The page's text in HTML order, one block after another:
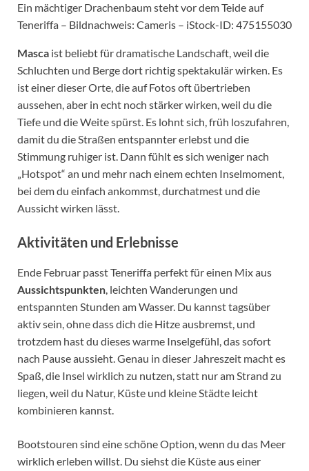
Ein mächtiger Drachenbaum steht vor dem Teide auf
Teneriffa – Bildnachweis: Cameris – iStock-ID: 475155030
Masca ist beliebt für dramatische Landschaft, weil die
Schluchten und Berge dort richtig spektakulär wirken. Es
ist einer dieser Orte, die auf Fotos oft übertrieben
aussehen, aber in echt noch stärker wirken, weil du die
Tiefe und die Weite spürst. Es lohnt sich, früh loszufahren,
damit du die Straßen entspannter erlebst und die
Stimmung ruhiger ist. Dann fühlt es sich weniger nach
„Hotspot“ an und mehr nach einem echten Inselmoment,
bei dem du einfach ankommst, durchatmest und die
Aussicht wirken lässt.
Aktivitäten und Erlebnisse
Ende Februar passt Teneriffa perfekt für einen Mix aus
Aussichtspunkten, leichten Wanderungen und
entspannten Stunden am Wasser. Du kannst tagsüber
aktiv sein, ohne dass dich die Hitze ausbremst, und
trotzdem hast du dieses warme Inselgefühl, das sofort
nach Pause aussieht. Genau in dieser Jahreszeit macht es
Spaß, die Insel wirklich zu nutzen, statt nur am Strand zu
liegen, weil du Natur, Küste und kleine Städte leicht
kombinieren kannst.
Bootstouren sind eine schöne Option, wenn du das Meer
wirklich erleben willst. Du siehst die Küste aus einer